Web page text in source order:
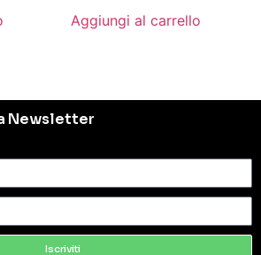
Aggiungi al carrello
Newsletter
Iscriviti